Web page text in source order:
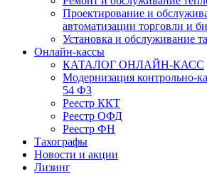
Проектирование и
автоматизации торговли и
Установка и обслуживание
Онлайн-кассы
КАТАЛОГ ОНЛАЙН-КАСС
Модернизация контрольно-
54 ФЗ
Реестр ККТ
Реестр ОФД
Реестр ФН
Тахографы
Новости и акции
Лизинг